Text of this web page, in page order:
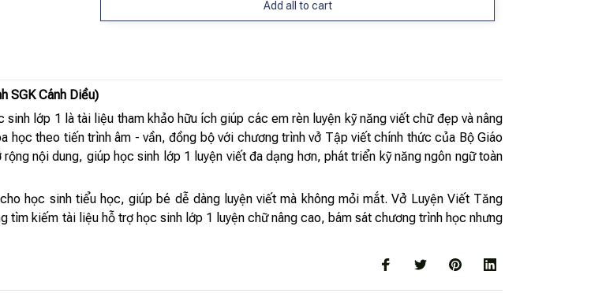
Add all to cart
SGK Cánh Diều)
lớp 1 là tài liệu tham khảo hữu ích giúp các em rèn luyện kỹ năng viết chữ đẹp và nâng
theo tiến trình âm - vần, đồng bộ với chương trình vở Tập viết chính thức của Bộ Giáo
nội dung, giúp học sinh lớp 1 luyện viết đa dạng hơn, phát triển kỹ năng ngôn ngữ toàn
học sinh tiểu học, giúp bé dễ dàng luyện viết mà không mỏi mắt. Vở Luyện Viết Tăng
tìm kiếm tài liệu hỗ trợ học sinh lớp 1 luyện chữ nâng cao, bám sát chương trình học nhưng